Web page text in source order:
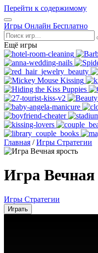
Перейти к содержимому
Открыть
меню
Игры Онлайн Бесплатно
Поиск
Ещё игры
Главная / Игры Стратегии
Игра Вечная
Игры Стратегии
Играть